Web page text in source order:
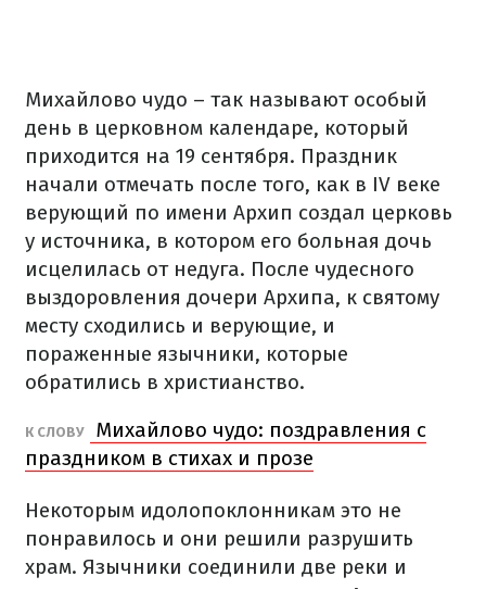
Михайлово чудо – так называют особый
день в церковном календаре, который
приходится на 19 сентября. Праздник
начали отмечать после того, как в IV веке
верующий по имени Архип создал церковь
у источника, в котором его больная дочь
исцелилась от недуга. После чудесного
выздоровления дочери Архипа, к святому
месту сходились и верующие, и
пораженные язычники, которые
обратились в христианство.
К СЛОВУ
Михайлово чудо: поздравления с
праздником в стихах и прозе
Некоторым идолопоклонникам это не
понравилось и они решили разрушить
храм. Язычники соединили две реки и